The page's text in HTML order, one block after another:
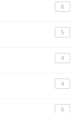
6
5
4
4
6